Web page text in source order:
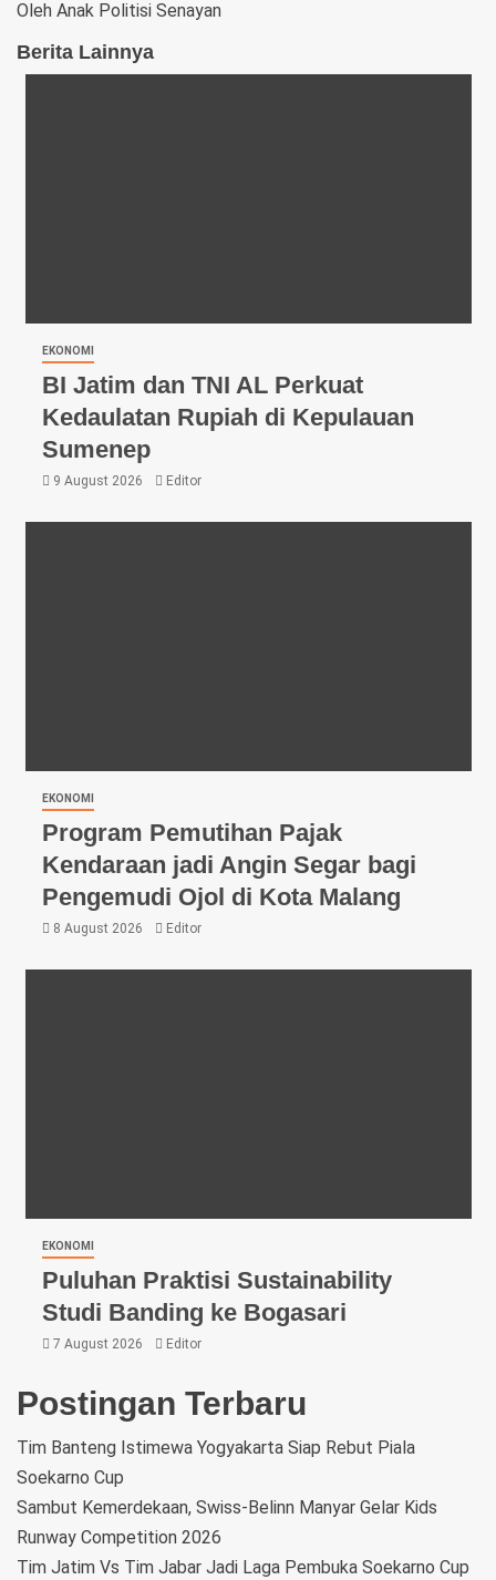
Oleh Anak Politisi Senayan
Berita Lainnya
EKONOMI
BI Jatim dan TNI AL Perkuat
Kedaulatan Rupiah di Kepulauan
Sumenep
9 August 2026 Editor
EKONOMI
Program Pemutihan Pajak
Kendaraan jadi Angin Segar bagi
Pengemudi Ojol di Kota Malang
8 August 2026 Editor
EKONOMI
Puluhan Praktisi Sustainability
Studi Banding ke Bogasari
7 August 2026 Editor
Postingan Terbaru
Tim Banteng Istimewa Yogyakarta Siap Rebut Piala
Soekarno Cup
Sambut Kemerdekaan, Swiss-Belinn Manyar Gelar Kids
Runway Competition 2026
Tim Jatim Vs Tim Jabar Jadi Laga Pembuka Soekarno Cup